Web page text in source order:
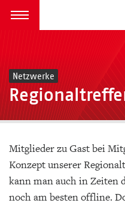
zum Inhalt springen
Menü öffnen
Netzwerke
Mitglieder zu Gast bei
Konzept unserer
kann man auch in Zeiten
noch am besten offline.